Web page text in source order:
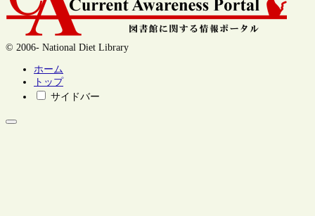
© 2006- National Diet Library
ホーム
トップ
サイドバー